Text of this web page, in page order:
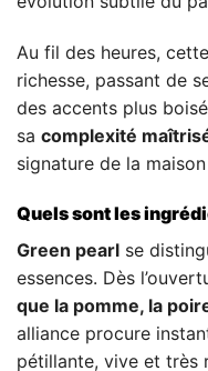
Au fil des heures,
richesse, passant de
des accents plus
sa complexité
signature de la
Quels sont les
Green pearl se
essences. Dès
que la pomme, la
alliance procure
pétillante, vive et très